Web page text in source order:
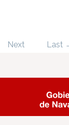
Next Last